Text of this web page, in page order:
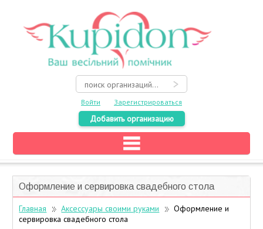
Войти Зарегистрироваться
Добавить организацию
Главная
Каталог
О свадьбе
Оформление и сервировка свадебного стола
Главная Аксессуары своими руками
Оформление и
сервировка свадебного стола